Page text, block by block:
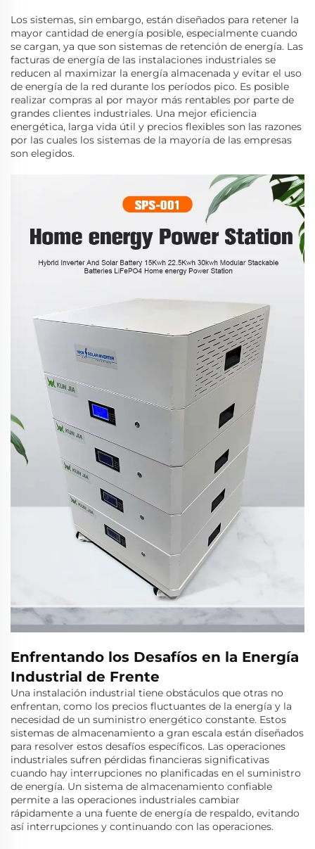
Los sistemas, sin embargo, están diseñados para retener la
mayor cantidad de energía posible, especialmente cuando
se cargan, ya que son sistemas de retención de energía. Las
facturas de energía de las instalaciones industriales se
reducen al maximizar la energía almacenada y evitar el uso
de energía de la red durante los períodos pico. Es posible
realizar compras al por mayor más rentables por parte de
grandes clientes industriales. Una mejor eficiencia
energética, larga vida útil y precios flexibles son las razones
por las cuales los sistemas de la mayoría de las empresas
son elegidos.
Enfrentando los Desafíos en la Energía
Industrial de Frente
Una instalación industrial tiene obstáculos que otras no
enfrentan, como los precios fluctuantes de la energía y la
necesidad de un suministro energético constante. Estos
sistemas de almacenamiento a gran escala están diseñados
para resolver estos desafíos específicos. Las operaciones
industriales sufren pérdidas financieras significativas
cuando hay interrupciones no planificadas en el suministro
de energía. Un sistema de almacenamiento confiable
permite a las operaciones industriales cambiar
rápidamente a una fuente de energía de respaldo, evitando
así interrupciones y continuando con las operaciones.